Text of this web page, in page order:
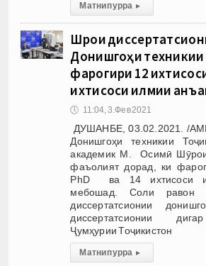
Матни пурра ▸
Шӯрои
Донишгоҳи
фарогири 12
ихтисоси илмии
🕔 11:04, 3.Фев 2021
ДУШАНБЕ, 03.02.2021. /
Донишгоҳи техникии
академик М. Осимӣ Шӯрои
фаъолият дорад, ки
PhD ва 14 ихтисоси
мебошад. Соли
диссертатсионии
диссертатсионии
Ҷумҳурии Тоҷикистон
Матни пурра ▸